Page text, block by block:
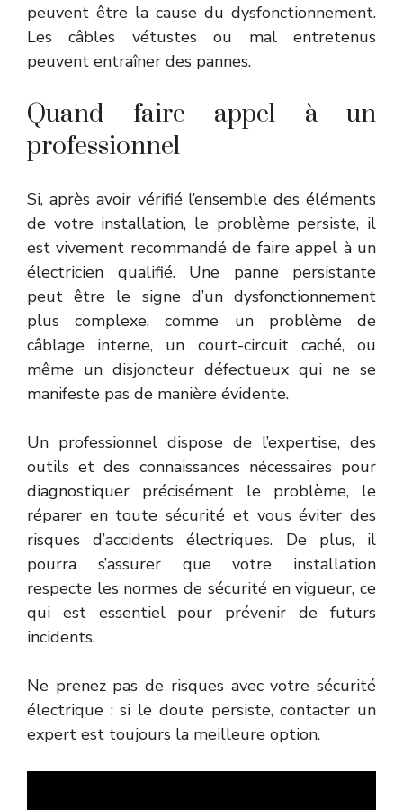
peuvent être la cause du dysfonctionnement.
Les câbles vétustes ou mal entretenus
peuvent entraîner des pannes.
Quand faire appel à un
professionnel
Si, après avoir vérifié l’ensemble des éléments
de votre installation, le problème persiste, il
est vivement recommandé de faire appel à un
électricien qualifié. Une panne persistante
peut être le signe d’un dysfonctionnement
plus complexe, comme un problème de
câblage interne, un court-circuit caché, ou
même un disjoncteur défectueux qui ne se
manifeste pas de manière évidente.
Un professionnel dispose de l’expertise, des
outils et des connaissances nécessaires pour
diagnostiquer précisément le problème, le
réparer en toute sécurité et vous éviter des
risques d’accidents électriques. De plus, il
pourra s’assurer que votre installation
respecte les normes de sécurité en vigueur, ce
qui est essentiel pour prévenir de futurs
incidents.
Ne prenez pas de risques avec votre sécurité
électrique : si le doute persiste, contacter un
expert est toujours la meilleure option.